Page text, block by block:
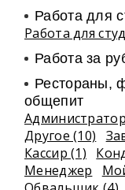
Работа для
Работа для
Работа за
Рестораны,
общепит
Администратор
Другое (10)
Кассир (1)
Менеджер